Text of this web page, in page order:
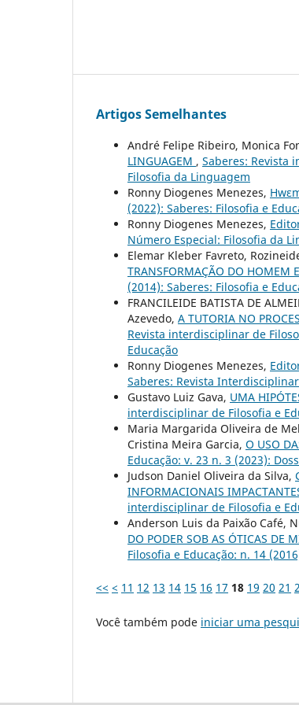
Artigos Semelhantes
André Felipe Ribeiro, Monica
LINGUAGEM , Saberes: Revista
Filosofia da Linguagem
Ronny Diogenes Menezes,
(2022): Saberes: Filosofia e
Ronny Diogenes Menezes,
Número Especial: Filosofia da
Elemar Kleber Favreto,
TRANSFORMAÇÃO DO HOMEM
(2014): Saberes: Filosofia e
FRANCILEIDE BATISTA DE
Azevedo, A TUTORIA NO
Revista interdisciplinar de
Educação
Ronny Diogenes Menezes,
Saberes: Revista
Gustavo Luiz Gava, UMA
interdisciplinar de Filosofia e
Maria Margarida Oliveira de
Cristina Meira Garcia, O USO
Educação: v. 23 n. 3 (2023):
Judson Daniel Oliveira da Silva,
INFORMACIONAIS
interdisciplinar de Filosofia e
Anderson Luis da Paixão Café,
DO PODER SOB AS ÓTICAS DE
Filosofia e Educação: n. 14
<< < 11 12 13 14 15 16 17 18 19 20 21
Você também pode iniciar uma